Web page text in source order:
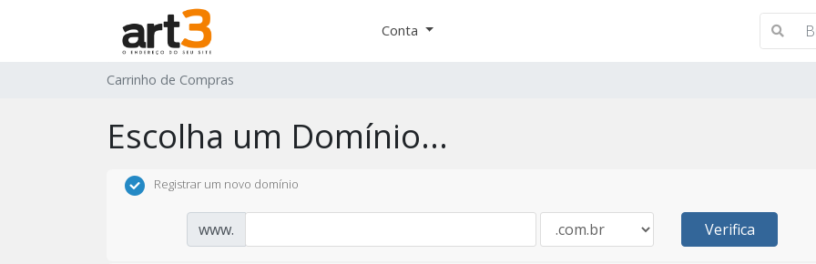
Conta
Carrinho de Compras
Escolha um Domínio...
Registrar um novo domínio
www. Verifica